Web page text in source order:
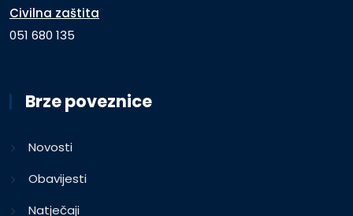
Civilna zaštita
051 680 135
Brze poveznice
Novosti
Obavijesti
Natječaji